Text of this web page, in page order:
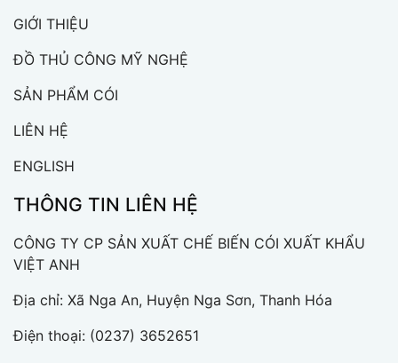
GIỚI THIỆU
ĐỒ THỦ CÔNG MỸ NGHỆ
SẢN PHẨM CÓI
LIÊN HỆ
ENGLISH
THÔNG TIN LIÊN HỆ
CÔNG TY CP SẢN XUẤT CHẾ BIẾN CÓI XUẤT KHẨU
VIỆT ANH
Địa chỉ: Xã Nga An, Huyện Nga Sơn, Thanh Hóa
Điện thoại: (0237) 3652651